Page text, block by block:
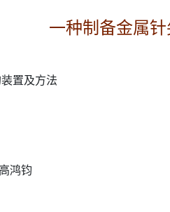
一种制备金属
置及方法
鸿钧